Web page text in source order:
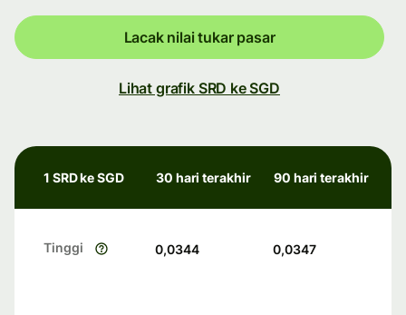
Lacak nilai tukar pasar
Lihat grafik SRD ke SGD
1 SRD ke SGD 30 hari terakhir 90 hari terakhir
Tinggi 0,0344 0,0347